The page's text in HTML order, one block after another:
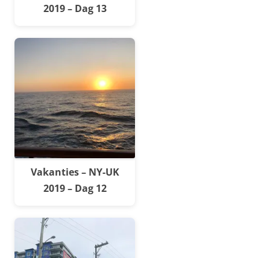
2019 – Dag 13
Vakanties – NY-UK
2019 – Dag 12